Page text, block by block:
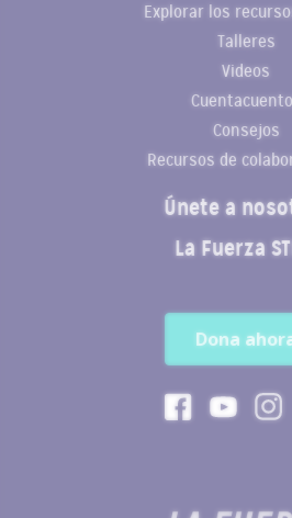
Explorar los
Talleres
Videos
Consejos
Recursos de
Únete a
La Fuerza
Dona